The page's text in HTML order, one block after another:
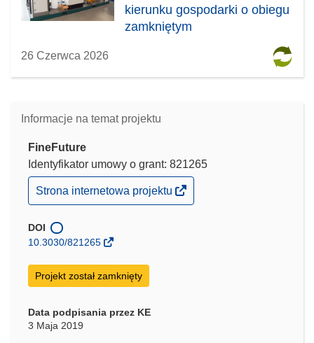
kierunku gospodarki o obiegu
zamkniętym
26 Czerwca 2026
Informacje na temat projektu
FineFuture
Identyfikator umowy o grant: 821265
(odnośnik
otworzy
w
nowym
Strona internetowa projektu
DOI
10.3030/821265
Projekt został zamknięty
Data podpisania przez KE
3 Maja 2019